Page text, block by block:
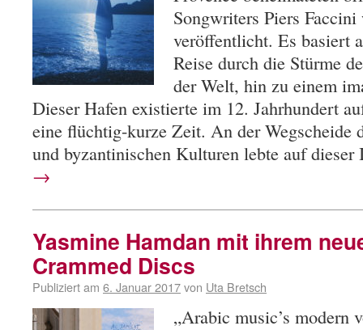
Songwriters Piers
veröffentlicht. Es basiert
Reise durch die Stürme
der Welt, hin zu einem
Dieser Hafen existierte im 12. Jahrhundert
eine flüchtig-kurze Zeit. An der Wegscheide
und byzantinischen Kulturen lebte auf
→
Yasmine Hamdan mit ihrem
Crammed Discs
Publiziert am 6. Januar 2017von Uta Bretsch
„Arabic music’s modern